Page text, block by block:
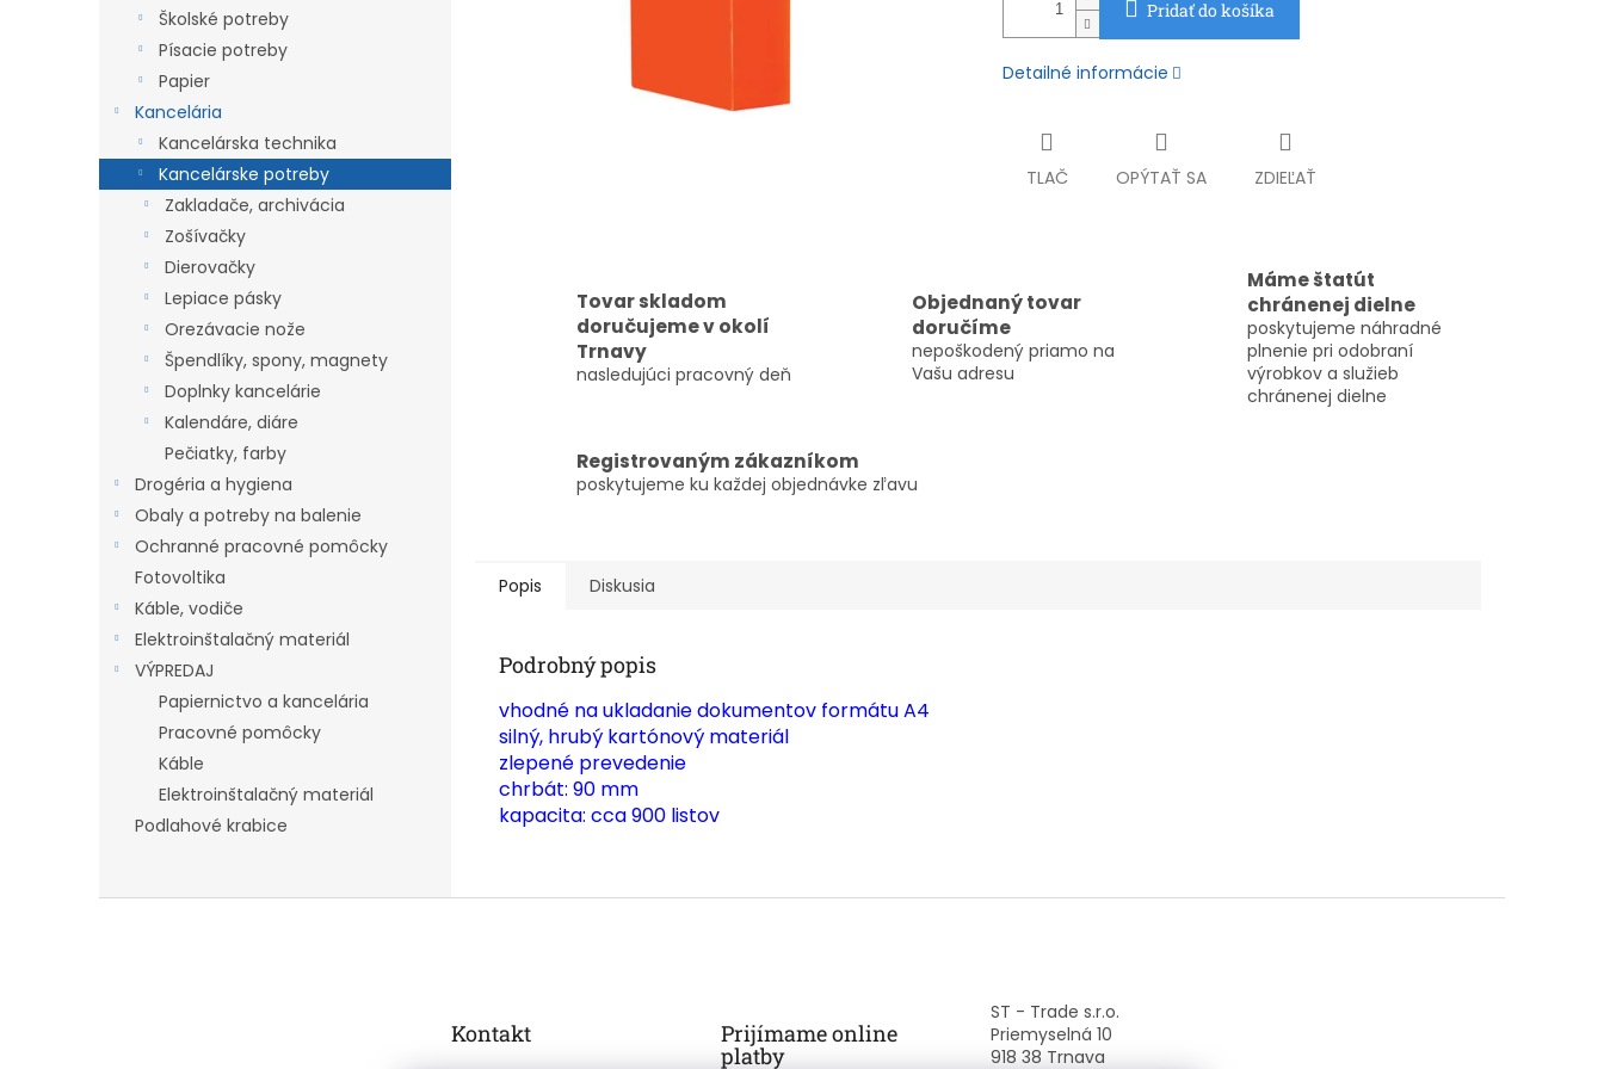
Školské potreby
Písacie potreby
Papier
Kancelária
Kancelárska technika
Kancelárske potreby
Zakladače, archivácia
Zošívačky
Dierovačky
Lepiace pásky
Orezávacie nože
Špendlíky, spony, magnety
Doplnky kancelárie
Kalendáre, diáre
Pečiatky, farby
Drogéria a hygiena
Obaly a potreby na balenie
Ochranné pracovné pomôcky
Fotovoltika
Káble, vodiče
Elektroinštalačný materiál
VÝPREDAJ
Papiernictvo a kancelária
Pracovné pomôcky
Káble
Elektroinštalačný materiál
Podlahové krabice
Pridať do košíka
Detailné informácie
TLAČ OPÝTAŤ SA ZDIEĽAŤ
Tovar skladom
doručujeme v okolí
Trnavy
nasledujúci pracovný deň
Objednaný tovar
doručíme
nepoškodený priamo na
Vašu adresu
Máme štatút
chránenej dielne
poskytujeme náhradné
plnenie pri odobraní
výrobkov a služieb
chránenej dielne
Registrovaným zákazníkom
poskytujeme ku každej objednávke zľavu
Popis Diskusia
Podrobný popis
vhodné na ukladanie dokumentov formátu A4
silný, hrubý kartónový materiál
zlepené prevedenie
chrbát: 90 mm
kapacita: cca 900 listov
Kontakt Prijímame online
platby
ST - Trade s.r.o.
Priemyselná 10
918 38 Trnava